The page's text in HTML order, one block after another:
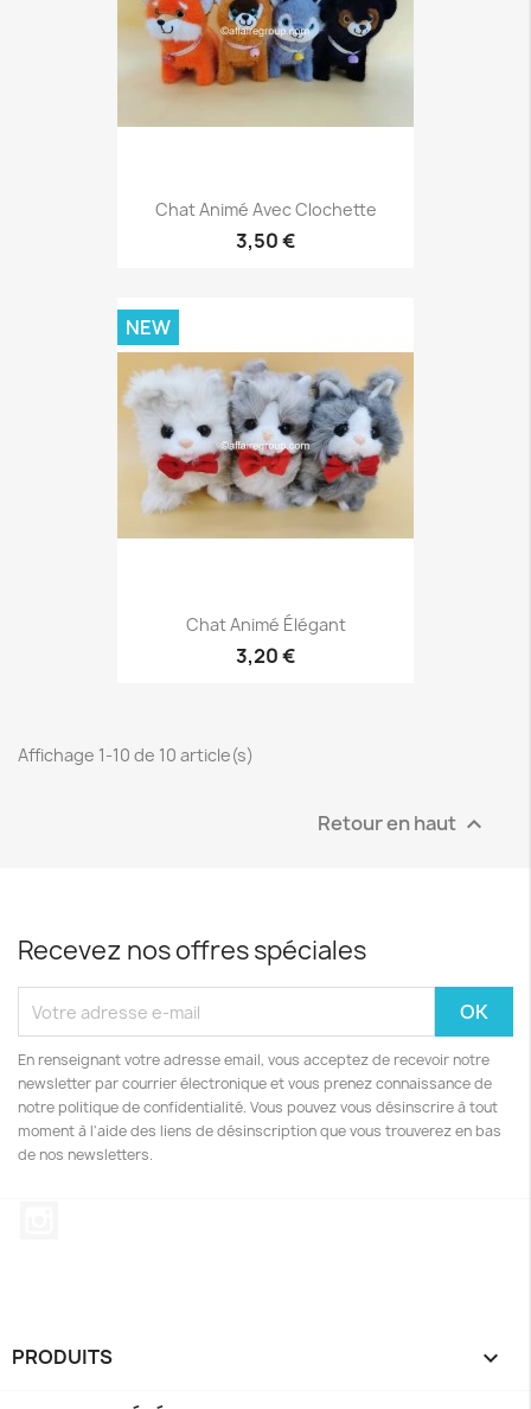
Chat Animé Avec Clochette
3,50 €
Chat Animé Élégant
3,20 €
NEW
Affichage 1-10 de 10 article(s)
Retour en haut 
Recevez nos offres spéciales
En renseignant votre adresse email, vous acceptez de recevoir notre
newsletter par courrier électronique et vous prenez connaissance de
notre politique de confidentialité. Vous pouvez vous désinscrire à tout
moment à l'aide des liens de désinscription que vous trouverez en bas
de nos newsletters.
PRODUITS 